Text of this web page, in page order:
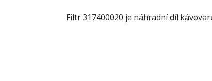
Filtr 317400020 je náhradní díl